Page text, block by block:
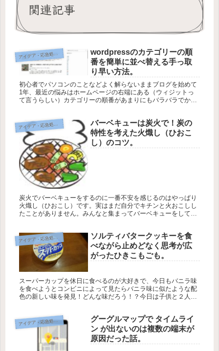
関連記事
アイデア・応急処置・問題解決
wordpressのカテゴリーの順
番を簡単に並べ替える手っ取
り早い方法。
初心者でパソコンのことなどよく解らないままブログを始めて
1年、最近の悩みはホームページの右端にある（ウィジットっ
て言うらしい）カテゴリーの順番があまりにもバラバラでかっ
アイデア・応急処置・問題解決
バーベキューは炭火で！炭の
特性を考えた火熾し（ひおこ
し）のコツ。
炭火でバーベキューをするのに一番不安を感じるのはやっぱり
火熾し（ひおこし）です。実はまだ自分でキチンと火おこしし
たことがありません。みんなと集まってバーベキューをしてい
アイデア・応急処置・問題解決
ソルティバタークッキーを食
べながら止めどなく思考が広
がったひきこもごも。
スーパーカップを休日に食べるのが大好きで、今日もバニラ味
を食べようとコンビニによって見たらバニラ味に似たような配
色の新しい味を発見！どんな味だろう！？今日は子供と２人で
アイデア・応急処置・問題解決
グーグルマップで タイムライ
ン が出ないのは複数の端末が
原因だった話。